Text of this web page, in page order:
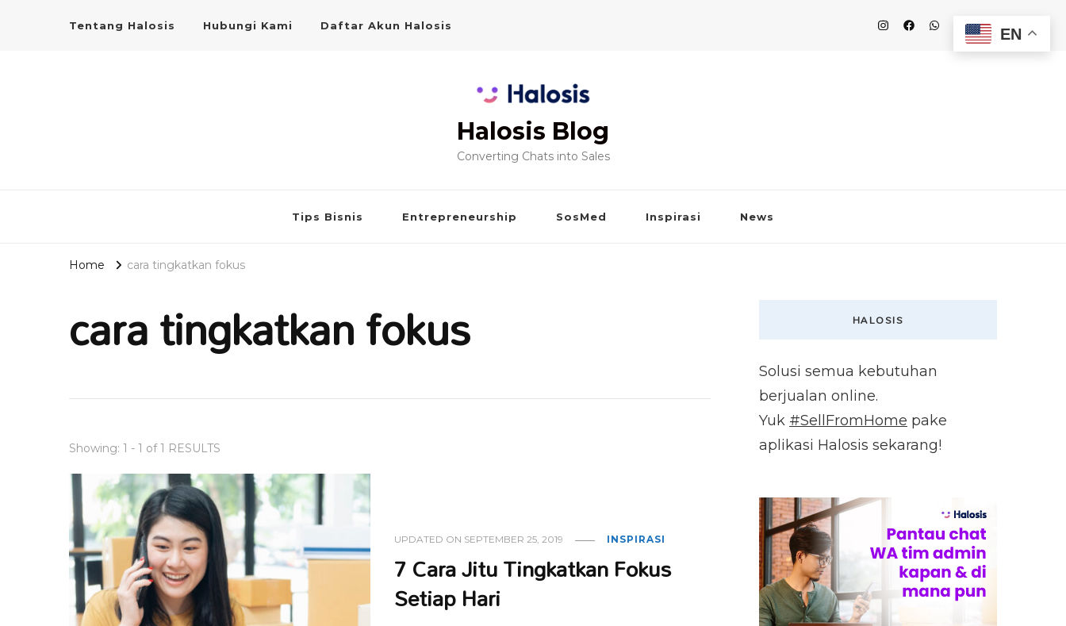
Tentang Halosis Hubungi Kami Daftar Akun Halosis
Halosis Blog
Converting Chats into Sales
Tips Bisnis Entrepreneurship SosMed Inspirasi News
Home cara tingkatkan fokus
cara tingkatkan fokus
Showing: 1 - 1 of 1 RESULTS
UPDATED ON SEPTEMBER 25, 2019 INSPIRASI
7 Cara Jitu Tingkatkan Fokus
Setiap Hari
HALOSIS
Solusi semua kebutuhan
berjualan online.
Yuk #SellFromHome pake
aplikasi Halosis sekarang!
EN